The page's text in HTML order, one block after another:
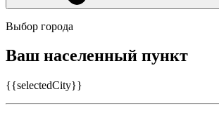
Выбор города
Ваш населенный пункт
{{selectedCity}}